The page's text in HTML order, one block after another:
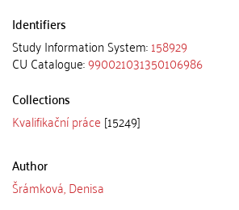
Identifiers
Study Information System:158929
CU Catalogue:990021031350106986
Collections
Kvalifikační práce [15249]
Author
Šrámková, Denisa